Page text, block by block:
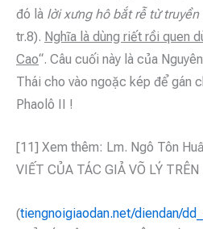
đó là lời xưng hô bắt rễ từ
tr.8). Nghĩa là dùng riết rồi quen
Cao“. Câu cuối này là của
Thái cho vào ngoặc kép để gán
Phaolô II !
[11] Xem thêm: Lm. Ngô Tôn
VIẾT CỦA TÁC GIẢ VÕ LÝ
(tiengnoigiaodan.net/diendan/